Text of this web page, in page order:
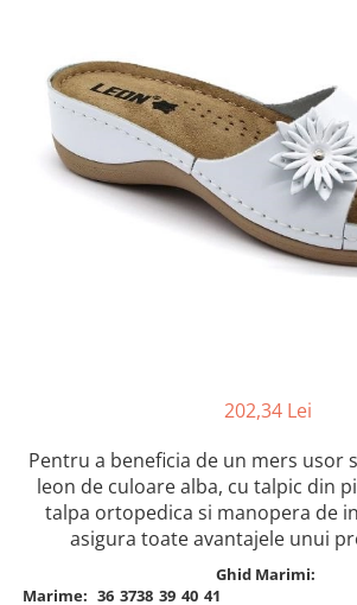
Vesna
Dr. Feet
202,34 Lei
Pentru a beneficia de un mers usor
leon de culoare alba, cu talpic din
talpa ortopedica si manopera de
asigura toate avantajele unui
Ghid Marimi:
Marime: 36 3738 39 40 41